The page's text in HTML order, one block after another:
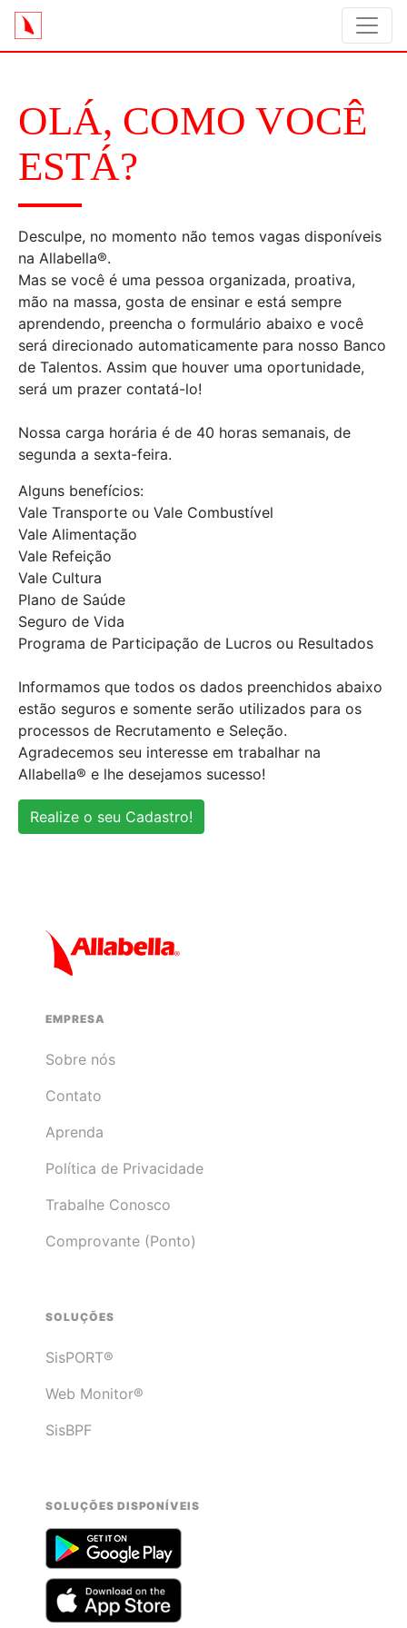
OLÁ, COMO VOCÊ
ESTÁ?
Desculpe, no momento não temos vagas disponíveis
na Allabella®.
Mas se você é uma pessoa organizada, proativa,
mão na massa, gosta de ensinar e está sempre
aprendendo, preencha o formulário abaixo e você
será direcionado automaticamente para nosso Banco
de Talentos. Assim que houver uma oportunidade,
será um prazer contatá-lo!
Nossa carga horária é de 40 horas semanais, de
segunda a sexta-feira.
Alguns benefícios:
Vale Transporte ou Vale Combustível
Vale Alimentação
Vale Refeição
Vale Cultura
Plano de Saúde
Seguro de Vida
Programa de Participação de Lucros ou Resultados
Informamos que todos os dados preenchidos abaixo
estão seguros e somente serão utilizados para os
processos de Recrutamento e Seleção.
Agradecemos seu interesse em trabalhar na
Allabella® e lhe desejamos sucesso!
Realize o seu Cadastro!
EMPRESA
Sobre nós
Contato
Aprenda
Política de Privacidade
Trabalhe Conosco
Comprovante (Ponto)
SOLUÇÕES
SisPORT®
Web Monitor®
SisBPF
SOLUÇÕES DISPONÍVEIS